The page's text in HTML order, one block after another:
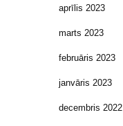
aprīlis 2023
marts 2023
februāris 2023
janvāris 2023
decembris 2022